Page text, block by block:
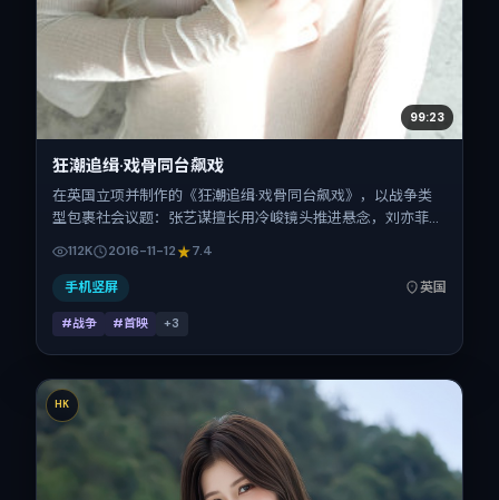
99:23
狂潮追缉·戏骨同台飙戏
在英国立项并制作的《狂潮追缉·戏骨同台飙戏》，以战争类
型包裹社会议题：张艺谋擅长用冷峻镜头推进悬念，刘亦菲、
时间：2016-11-12；片长129分钟；适合关注现实质感与类型
片结构的观众。
112K 2016-11-12 7.4
手机竖屏 英国
#战争 #首映 +3
HK